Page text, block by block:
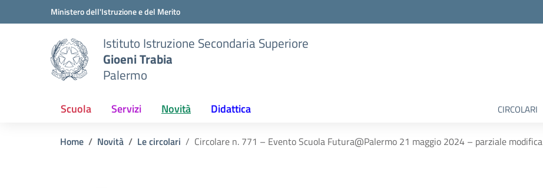
Vai ai contenuti
Vai al menu di navigazioneMinistero dell'Istruzione e del Merito
Istituto Istruzione Secondaria Superiore
Gioeni Trabia
Palermo
Scuola Servizi Novità Didattica CIRCOLARI
Home Novità Le circolari Circolare n. 771 – Evento Scuola Futura@Palermo 21 maggio 2024 – parziale modifica